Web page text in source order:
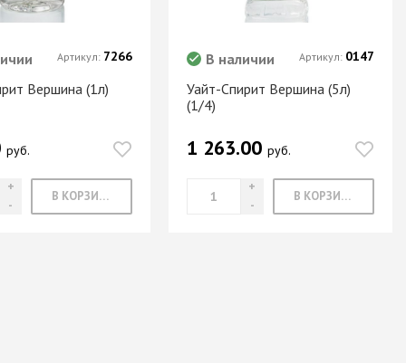
Вершина (1л)
руб.
В КОРЗИНУ
Артикул: 7266
Уайт-Спирит Вершина (5л)
(1/4)
В наличии
1 263.00руб.
В КОРЗИНУ
Артикул: 0147